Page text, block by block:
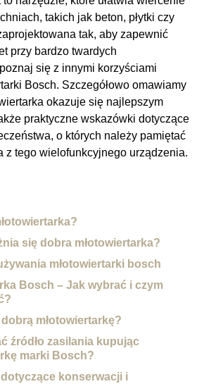
takich jak beton, płytki czy
tak, aby zapewnić
przy bardzo twardych
się z innymi korzyściami
Bosch. Szczegółowo omawiamy
okazuje się najlepszym
praktyczne wskazówki dotyczące
o których należy pamiętać
z tego wielofunkcyjnego urządzenia.
się dobra młotowiertarka?
młotowiertarki bosch
Bosch – Jak wybrać i czym
młotowiertarkę?
źródło zasilania kupując
marki Bosch?
konserwacji i